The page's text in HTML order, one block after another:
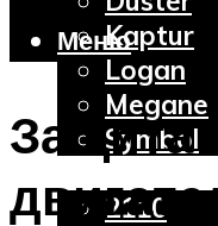
Kaptur
Logan
Megane
Symbol
Lada
2110
Меню
Защита